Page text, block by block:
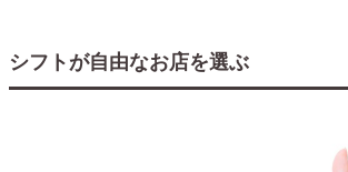
シフトが自由なお店を選ぶ